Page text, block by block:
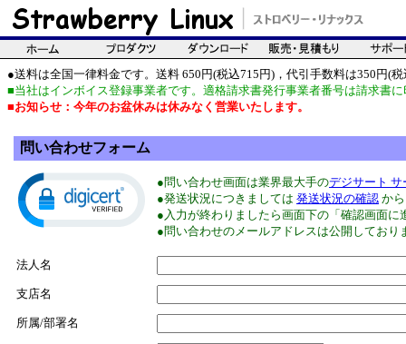
●送料は全国一律料金です。送料 650円(税込715円)，代引手数料は350円(税
■当社はインボイス登録事業者です。適格請求書発行事業者番号は請求書
■お知らせ：今年のお盆休みは休みなく営業いたします。
問い合わせフォーム
●問い合わせ画面は業界最大手のデジサート サ
●発送状況につきましては 発送状況の確認 か
●入力が終わりましたら画面下の「確認画面に
●問い合わせのメールアドレスは公開してお
法人名
支店名
所属/部署名